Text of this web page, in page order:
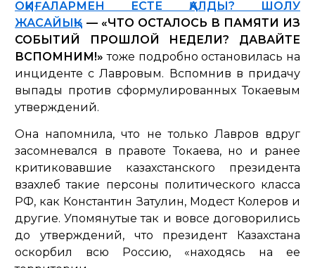
ОҚИҒАЛАРМЕН ЕСТЕ ҚАЛДЫ? ШОЛУ
ЖАСАЙЫҚ!» — «ЧТО ОСТАЛОСЬ В ПАМЯТИ ИЗ
СОБЫТИЙ ПРОШЛОЙ НЕДЕЛИ? ДАВАЙТЕ
ВСПОМНИМ!» тоже подробно остановилась на
инциденте с Лавровым. Вспомнив в придачу
выпады против сформулированных Токаевым
утверждений.
Она напомнила, что не только Лавров вдруг
засомневался в правоте Токаева, но и ранее
критиковавшие казахстанского президента
взахлеб такие персоны политического класса
РФ, как Константин Затулин, Модест Колеров и
другие. Упомянутые так и вовсе договорились
до утверждений, что президент Казахстана
оскорбил всю Россию, «находясь на ее